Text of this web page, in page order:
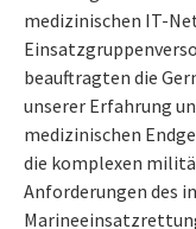
medizinischen IT-
beauftragten die
unserer Erfahrung
medizinischen
die komplexen
Anforderungen des